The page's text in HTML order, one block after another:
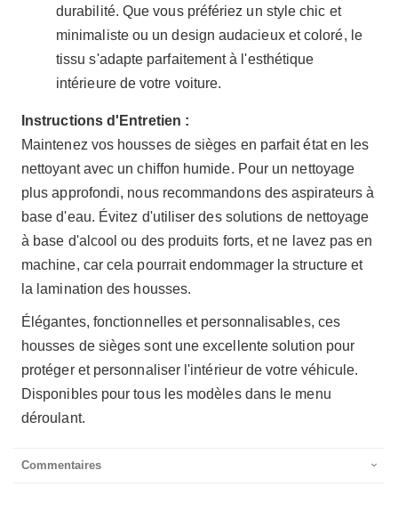
durabilité. Que vous préfériez un style chic et
minimaliste ou un design audacieux et coloré, le
tissu s'adapte parfaitement à l'esthétique
intérieure de votre voiture.
Instructions d'Entretien :
Maintenez vos housses de sièges en parfait état en les
nettoyant avec un chiffon humide. Pour un nettoyage
plus approfondi, nous recommandons des aspirateurs à
base d'eau. Évitez d'utiliser des solutions de nettoyage
à base d'alcool ou des produits forts, et ne lavez pas en
machine, car cela pourrait endommager la structure et
la lamination des housses.
Élégantes, fonctionnelles et personnalisables, ces
housses de sièges sont une excellente solution pour
protéger et personnaliser l'intérieur de votre véhicule.
Disponibles pour tous les modèles dans le menu
déroulant.
Commentaires